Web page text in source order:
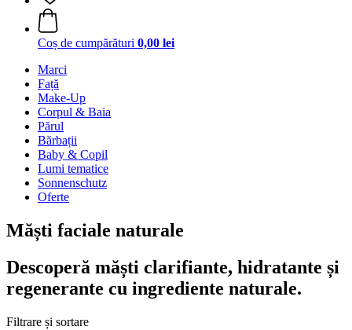
Coș de cumpărături 0,00 lei
Marci
Față
Make-Up
Corpul & Baia
Părul
Bărbații
Baby & Copil
Lumi tematice
Sonnenschutz
Oferte
Măști faciale naturale
Descoperă măști clarifiante, hidratante și
regenerante cu ingrediente naturale.
Filtrare și sortare